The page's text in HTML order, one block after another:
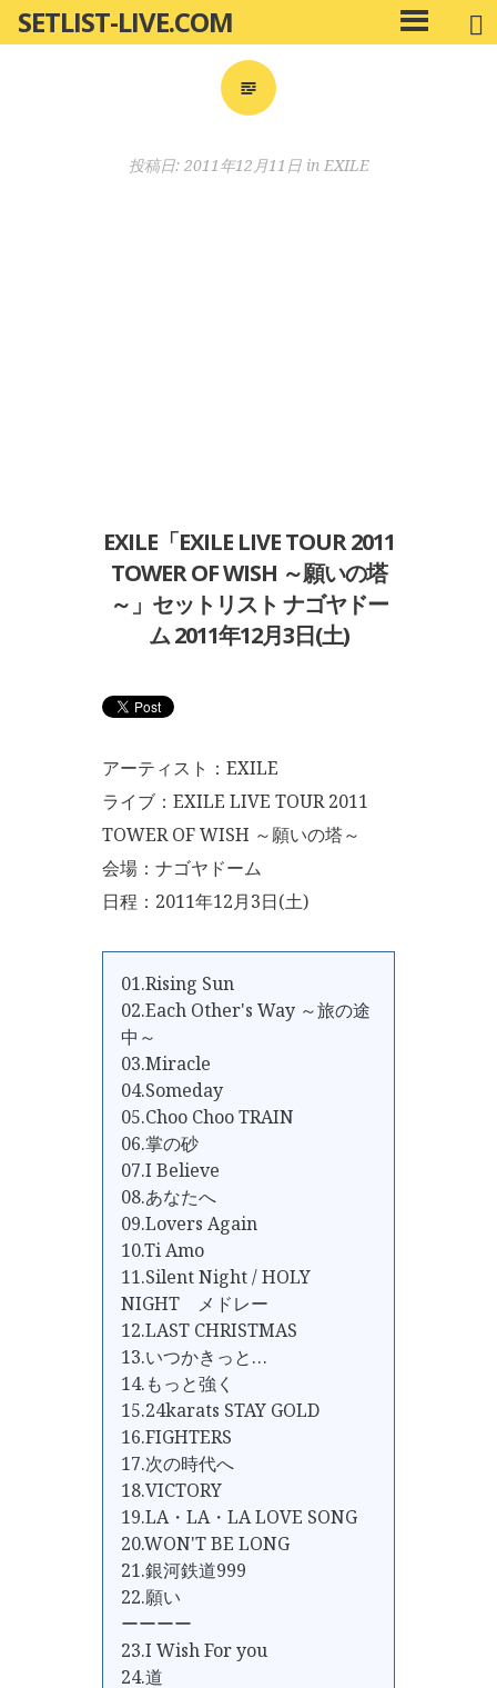
ン
SETLIST-LIVE.COM
メ
イ
投稿日: 2011年12月11日in EXILE
EXILE「EXILE LIVE TOUR 2011
TOWER OF WISH ～願いの塔
～」セットリスト ナゴヤドー
ム 2011年12月3日(土)
アーティスト：EXILE
ライブ：EXILE LIVE TOUR 2011
TOWER OF WISH ～願いの塔～
会場：ナゴヤドーム
日程：2011年12月3日(土)
01.Rising Sun
02.Each Other's Way ～旅の途
中～
03.Miracle
04.Someday
05.Choo Choo TRAIN
06.掌の砂
07.I Believe
08.あなたへ
09.Lovers Again
10.Ti Amo
11.Silent Night / HOLY
NIGHT メドレー
12.LAST CHRISTMAS
13.いつかきっと…
14.もっと強く
15.24karats STAY GOLD
16.FIGHTERS
17.次の時代へ
18.VICTORY
19.LA・LA・LA LOVE SONG
20.WON'T BE LONG
21.銀河鉄道999
22.願い
ーーーー
23.I Wish For you
24.道